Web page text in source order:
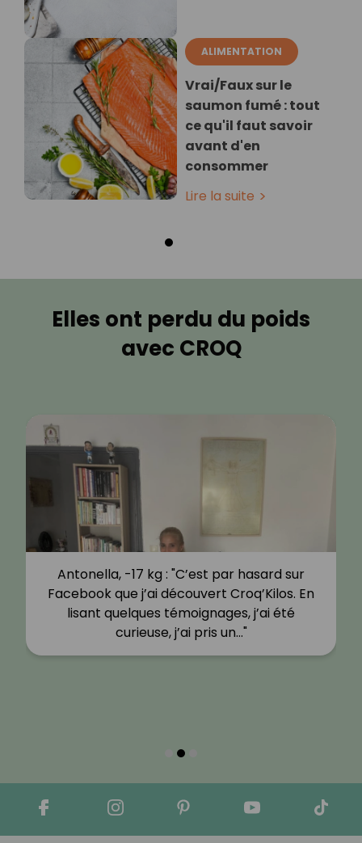
ALIMENTATION
Vrai/Faux sur le
saumon fumé : tout
ce qu'il faut savoir
avant d'en
consommer
Lire la suite
Elles ont perdu du poids
avec CROQ
Antonella, -17 kg : "C’est par hasard sur
Facebook que j’ai découvert Croq’Kilos. En
lisant quelques témoignages, j’ai été
curieuse, j’ai pris un…"